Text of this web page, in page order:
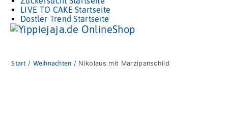
LIVE TO CAKE Startseite
Dostler Trend Startseite
Start / Weihnachten / Nikolaus mit Marzipanschild